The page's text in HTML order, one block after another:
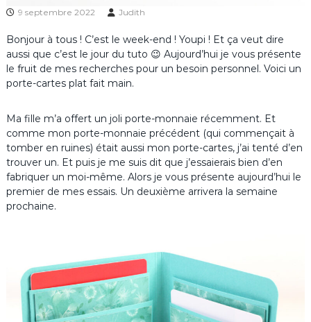
9 septembre 2022 Judith
Bonjour à tous ! C’est le week-end ! Youpi ! Et ça veut dire
aussi que c’est le jour du tuto 😉 Aujourd’hui je vous présente
le fruit de mes recherches pour un besoin personnel. Voici un
porte-cartes plat fait main.
Ma fille m’a offert un joli porte-monnaie récemment. Et
comme mon porte-monnaie précédent (qui commençait à
tomber en ruines) était aussi mon porte-cartes, j’ai tenté d’en
trouver un. Et puis je me suis dit que j’essaierais bien d’en
fabriquer un moi-même. Alors je vous présente aujourd’hui le
premier de mes essais. Un deuxième arrivera la semaine
prochaine.